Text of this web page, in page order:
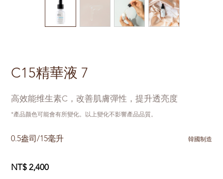
C15精華液 7
高效能维生素C，改善肌膚彈性，提升透亮度
*產品颜色可能會有所變化。以上變化不影響產品品質。
0.5盎司/15毫升 韓國制造
NT$ 2,400